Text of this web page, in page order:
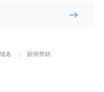
名 获得帮助